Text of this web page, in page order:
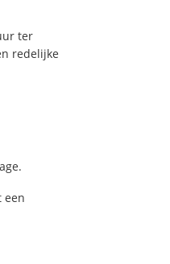
ter
redelijke
een